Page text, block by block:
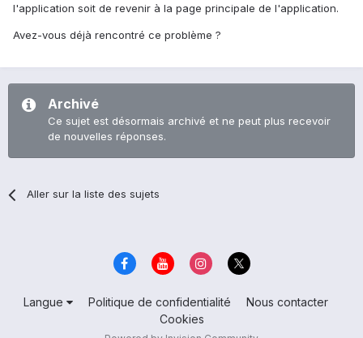
l'application soit de revenir à la page principale de l'application.
Avez-vous déjà rencontré ce problème ?
Archivé
Ce sujet est désormais archivé et ne peut plus recevoir
de nouvelles réponses.
Aller sur la liste des sujets
Langue Politique de confidentialité
Nous contacter
Cookies